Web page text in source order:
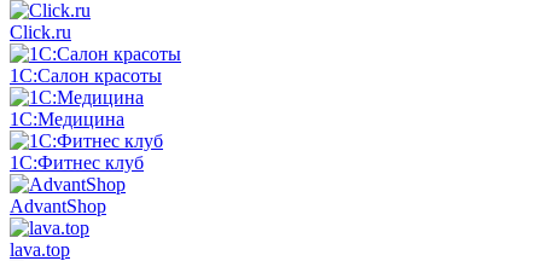
Click.ru
1С:Салон красоты
1С:Медицина
1С:Фитнес клуб
AdvantShop
lava.top